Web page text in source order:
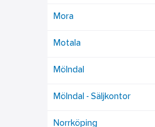
Mora
Motala
Mölndal
Mölndal - Säljkontor
Norrköping